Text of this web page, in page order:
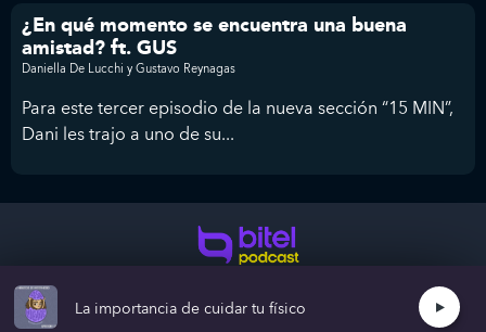
¿En qué momento se encuentra una buena
amistad? ft. GUS
Daniella De Lucchi y Gustavo Reynagas
Para este tercer episodio de la nueva sección “15 MIN”,
Dani les trajo a uno de su...
Colaboramos con grandes marcas y personas.
Creemos grande juntos.
Términos y condiciones
La importancia de cuidar tu físico